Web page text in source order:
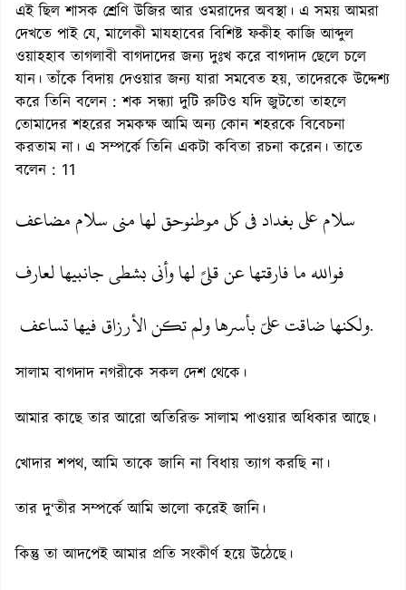
এই ছিল শাসক শ্রেণি উজির আর ওমরাদের অবস্থা। এ সময় আমরা
দেখতে পাই যে, মালেকী মাযহাবের বিশিষ্ট ফকীহ কাজি আব্দুল
ওয়াহহাব তাগলাবী বাগদাদের জন্য দুঃখ করে বাগদাদ ছেলে চলে
যান। তাঁকে বিদায় দেওয়ার জন্য যারা সমবেত হয়, তাদেরকে উদ্দেশ্য
করে তিনি বলেন : শক সন্ধ্যা দুটি রুটিও যদি জুটতো তাহলে
তোমাদের শহরের সমকক্ষ আমি অন্য কোন শহরকে বিবেচনা
করতাম না। এ সম্পর্কে তিনি একটা কবিতা রচনা করেন। তাতে
বলেন : 11
سلام على بغداد فى كل موطنوحق لها منى سلام مضاعف
فوالله ما فارقتها عن قلىً لها وأنى بشطى جانبيها لعارف
ولكنها ضاقت علىّ بأسرها ولم تكن الأرزاق فيها تساعف.
সালাম বাগদাদ নগরীকে সকল দেশ থেকে।
আমার কাছে তার আরো অতিরিক্ত সালাম পাওয়ার অধিকার আছে।
খোদার শপথ, আমি তাকে জানি না বিধায় ত্যাগ করছি না।
তার দু‘তীর সম্পর্কে আমি ভালো করেই জানি।
কিন্তু তা আদপেই আমার প্রতি সংকীর্ণ হয়ে উঠেছে।